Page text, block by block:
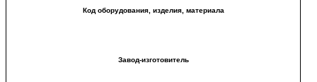
Код оборудования, изделия, материала
Завод-изготовитель